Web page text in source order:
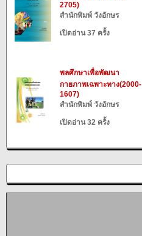
2705)
สำนักพิมพ์ วังอักษร
เปิดอ่าน 37 ครั้ง
พลศึกษาเพื่อพัฒนา
กายภาพเฉพาะทาง(2000-
1607)
สำนักพิมพ์ วังอักษร
เปิดอ่าน 32 ครั้ง